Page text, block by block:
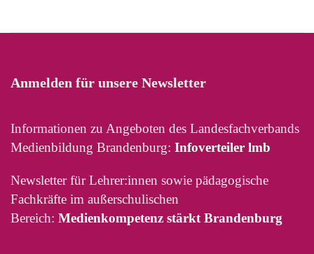
Anmelden für unsere Newsletter
Informationen zu Angeboten des Landesfachverbands
Medienbildung Brandenburg: Infoverteiler lmb
Newsletter für Lehrer:innen sowie pädagogische
Fachkräfte im außerschulischen
Bereich: Medienkompetenz stärkt Brandenburg